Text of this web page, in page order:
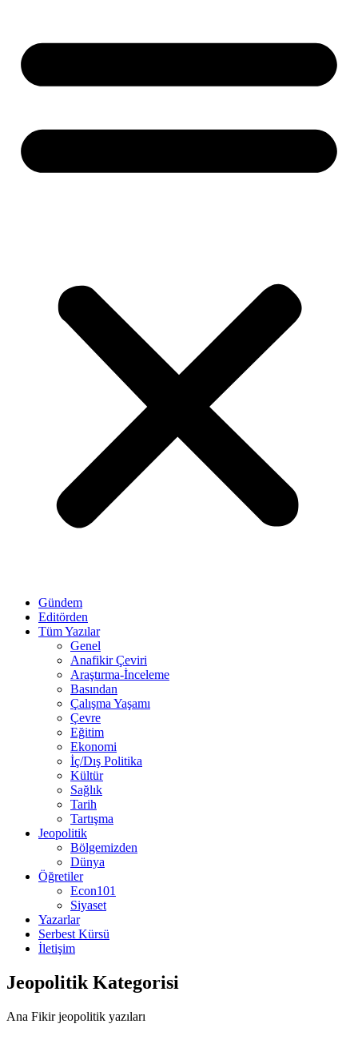
Gündem
Editörden
Tüm Yazılar
Genel
Anafikir Çeviri
Araştırma-İnceleme
Basından
Çalışma Yaşamı
Çevre
Eğitim
Ekonomi
İç/Dış Politika
Kültür
Sağlık
Tarih
Tartışma
Jeopolitik
Bölgemizden
Dünya
Öğretiler
Econ101
Siyaset
Yazarlar
Serbest Kürsü
İletişim
Jeopolitik Kategorisi
Ana Fikir jeopolitik yazıları